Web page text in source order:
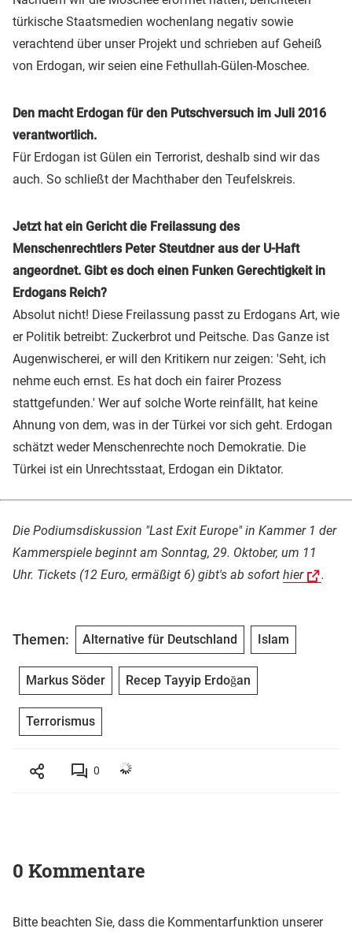
türkische Staatsmedien wochenlang negativ sowie
verachtend über unser Projekt und schrieben auf Geheiß
von Erdogan, wir seien eine Fethullah-Gülen-Moschee.
Den macht Erdogan für den Putschversuch im Juli 2016
verantwortlich.
Für Erdogan ist Gülen ein Terrorist, deshalb sind wir das
auch. So schließt der Machthaber den Teufelskreis.
Jetzt hat ein Gericht die Freilassung des
Menschenrechtlers Peter Steutdner aus der U-Haft
angeordnet. Gibt es doch einen Funken Gerechtigkeit in
Erdogans Reich?
Absolut nicht! Diese Freilassung passt zu Erdogans Art, wie
er Politik betreibt: Zuckerbrot und Peitsche. Das Ganze ist
Augenwischerei, er will den Kritikern nur zeigen: 'Seht, ich
nehme euch ernst. Es hat doch ein fairer Prozess
stattgefunden.' Wer auf solche Worte reinfällt, hat keine
Ahnung von dem, was in der Türkei vor sich geht. Erdogan
schätzt weder Menschenrechte noch Demokratie. Die
Türkei ist ein Unrechtsstaat, Erdogan ein Diktator.
Die Podiumsdiskussion "Last Exit Europe" in Kammer 1 der
Kammerspiele beginnt am Sonntag, 29. Oktober, um 11
Uhr. Tickets (12 Euro, ermäßigt 6) gibt's ab sofort hier .
Themen: Alternative für Deutschland Islam
Markus Söder Recep Tayyip Erdoğan
Terrorismus
0
0 Kommentare
Bitte beachten Sie, dass die Kommentarfunktion unserer